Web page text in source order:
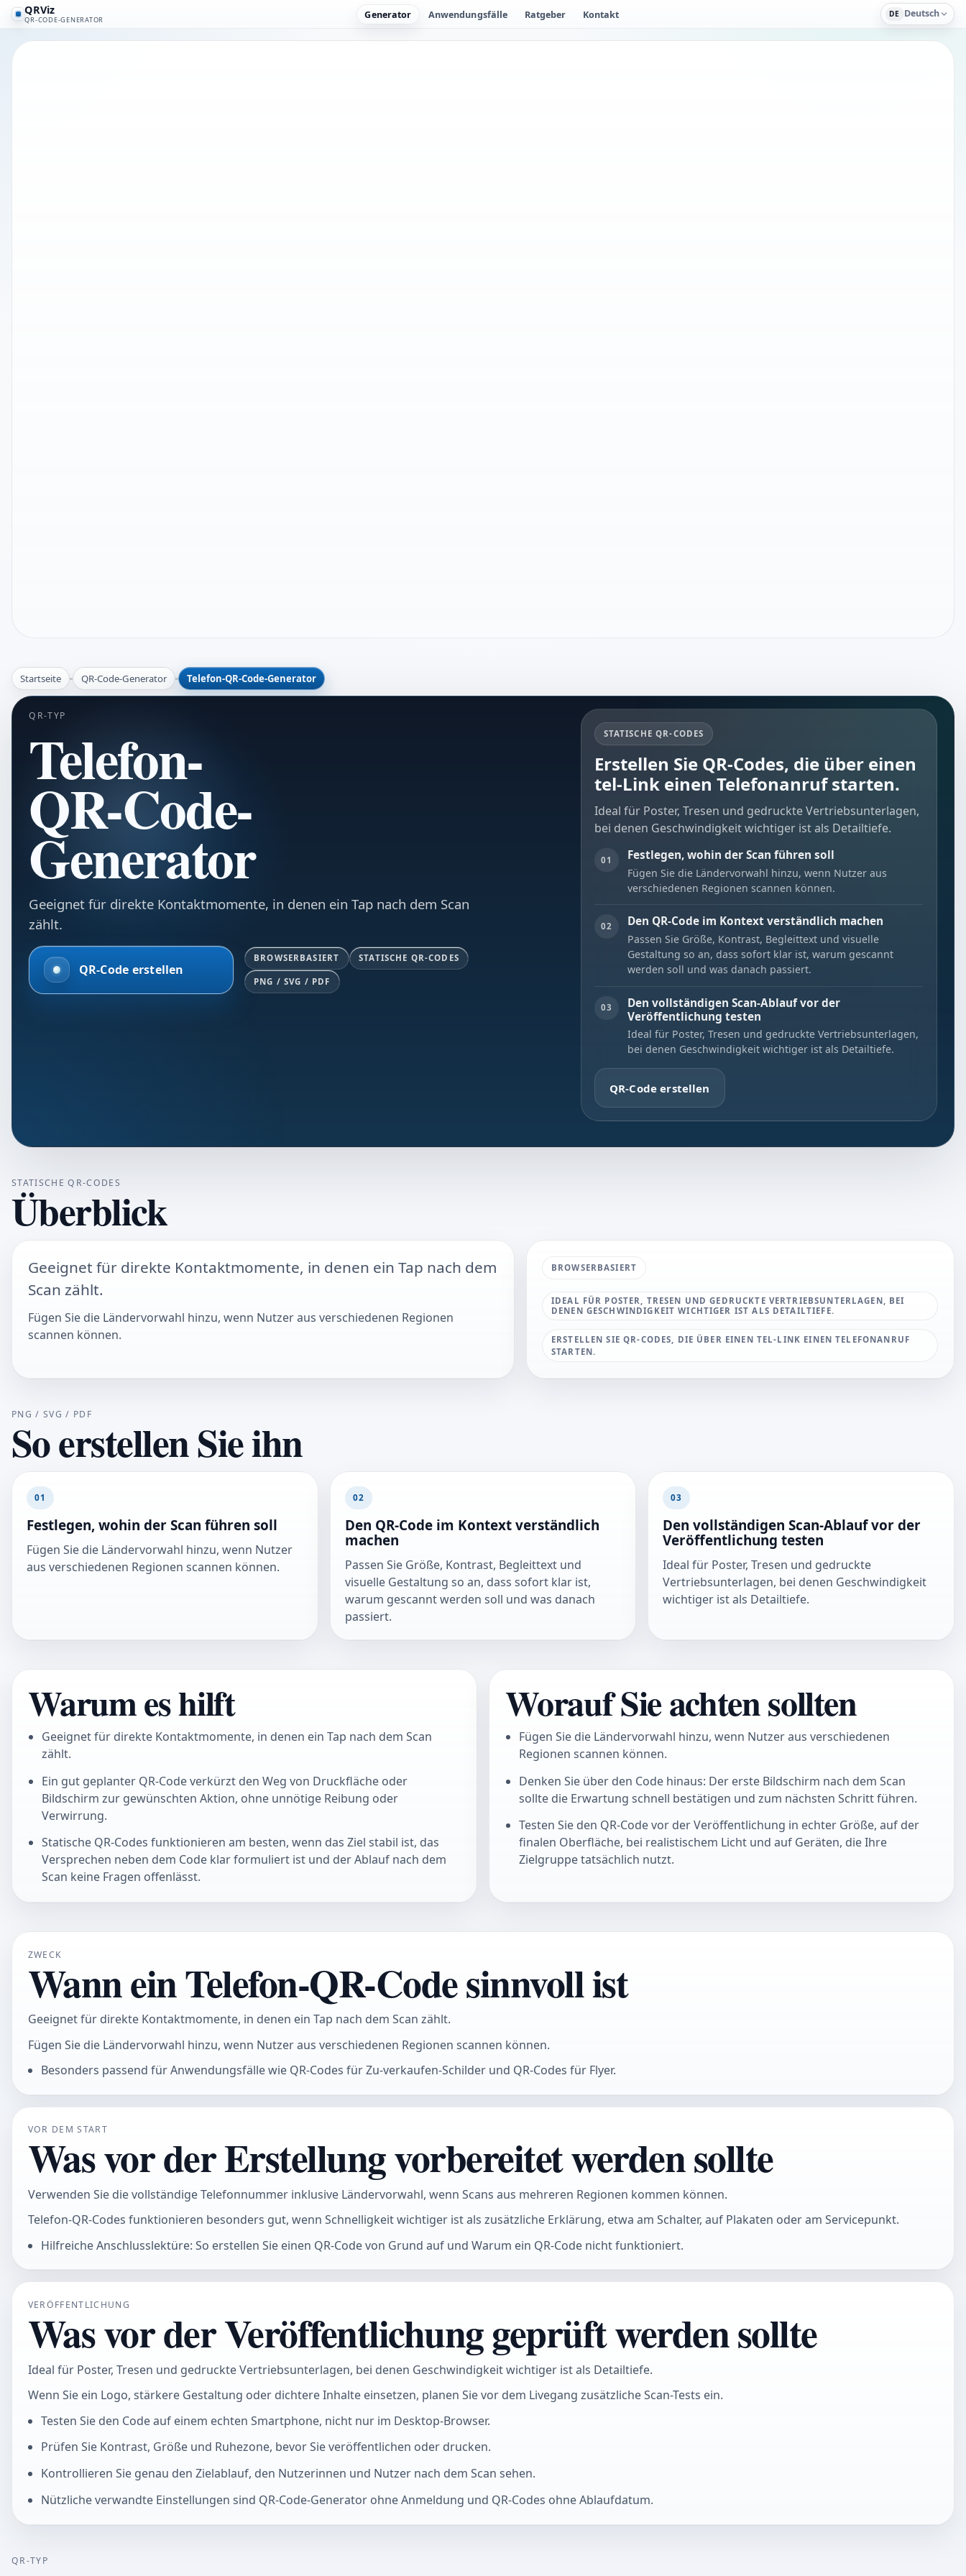
QRViz
QR-CODE-GENERATOR Generator Anwendungsfälle Ratgeber Kontakt DE Deutsch
Startseite QR-Code-Generator Telefon-QR-Code-Generator
QR-TYP
Telefon-
QR-Code-
Generator
Geeignet für direkte Kontaktmomente, in denen ein Tap nach dem Scan
zählt.
QR-Code erstellen
BROWSERBASIERT STATISCHE QR-CODES
PNG / SVG / PDF
STATISCHE QR-CODES
Erstellen Sie QR-Codes, die über einen
tel-Link einen Telefonanruf starten.
Ideal für Poster, Tresen und gedruckte Vertriebsunterlagen,
bei denen Geschwindigkeit wichtiger ist als Detailtiefe.
01 Festlegen, wohin der Scan führen soll
Fügen Sie die Ländervorwahl hinzu, wenn Nutzer aus
verschiedenen Regionen scannen können.
02 Den QR-Code im Kontext verständlich machen
Passen Sie Größe, Kontrast, Begleittext und visuelle
Gestaltung so an, dass sofort klar ist, warum gescannt
werden soll und was danach passiert.
03
Den vollständigen Scan-Ablauf vor der
Veröffentlichung testen
Ideal für Poster, Tresen und gedruckte Vertriebsunterlagen,
bei denen Geschwindigkeit wichtiger ist als Detailtiefe.
QR-Code erstellen
STATISCHE QR-CODES
Überblick
Geeignet für direkte Kontaktmomente, in denen ein Tap nach dem
Scan zählt.
Fügen Sie die Ländervorwahl hinzu, wenn Nutzer aus verschiedenen Regionen
scannen können.
BROWSERBASIERT
IDEAL FÜR POSTER, TRESEN UND GEDRUCKTE VERTRIEBSUNTERLAGEN, BEI
DENEN GESCHWINDIGKEIT WICHTIGER IST ALS DETAILTIEFE.
ERSTELLEN SIE QR-CODES, DIE ÜBER EINEN TEL-LINK EINEN TELEFONANRUF
STARTEN.
PNG / SVG / PDF
So erstellen Sie ihn
01
Festlegen, wohin der Scan führen soll
Fügen Sie die Ländervorwahl hinzu, wenn Nutzer
aus verschiedenen Regionen scannen können.
02
Den QR-Code im Kontext verständlich
machen
Passen Sie Größe, Kontrast, Begleittext und
visuelle Gestaltung so an, dass sofort klar ist,
warum gescannt werden soll und was danach
passiert.
03
Den vollständigen Scan-Ablauf vor der
Veröffentlichung testen
Ideal für Poster, Tresen und gedruckte
Vertriebsunterlagen, bei denen Geschwindigkeit
wichtiger ist als Detailtiefe.
Warum es hilft
Geeignet für direkte Kontaktmomente, in denen ein Tap nach dem Scan
zählt.
Ein gut geplanter QR-Code verkürzt den Weg von Druckfläche oder
Bildschirm zur gewünschten Aktion, ohne unnötige Reibung oder
Verwirrung.
Statische QR-Codes funktionieren am besten, wenn das Ziel stabil ist, das
Versprechen neben dem Code klar formuliert ist und der Ablauf nach dem
Scan keine Fragen offenlässt.
Worauf Sie achten sollten
Fügen Sie die Ländervorwahl hinzu, wenn Nutzer aus verschiedenen
Regionen scannen können.
Denken Sie über den Code hinaus: Der erste Bildschirm nach dem Scan
sollte die Erwartung schnell bestätigen und zum nächsten Schritt führen.
Testen Sie den QR-Code vor der Veröffentlichung in echter Größe, auf der
finalen Oberfläche, bei realistischem Licht und auf Geräten, die Ihre
Zielgruppe tatsächlich nutzt.
ZWECK
Wann ein Telefon-QR-Code sinnvoll ist
Geeignet für direkte Kontaktmomente, in denen ein Tap nach dem Scan zählt.
Fügen Sie die Ländervorwahl hinzu, wenn Nutzer aus verschiedenen Regionen scannen können.
Besonders passend für Anwendungsfälle wie QR-Codes für Zu-verkaufen-Schilder und QR-Codes für Flyer.
VOR DEM START
Was vor der Erstellung vorbereitet werden sollte
Verwenden Sie die vollständige Telefonnummer inklusive Ländervorwahl, wenn Scans aus mehreren Regionen kommen können.
Telefon-QR-Codes funktionieren besonders gut, wenn Schnelligkeit wichtiger ist als zusätzliche Erklärung, etwa am Schalter, auf Plakaten oder am Servicepunkt.
Hilfreiche Anschlusslektüre: So erstellen Sie einen QR-Code von Grund auf und Warum ein QR-Code nicht funktioniert.
VERÖFFENTLICHUNG
Was vor der Veröffentlichung geprüft werden sollte
Ideal für Poster, Tresen und gedruckte Vertriebsunterlagen, bei denen Geschwindigkeit wichtiger ist als Detailtiefe.
Wenn Sie ein Logo, stärkere Gestaltung oder dichtere Inhalte einsetzen, planen Sie vor dem Livegang zusätzliche Scan-Tests ein.
Testen Sie den Code auf einem echten Smartphone, nicht nur im Desktop-Browser.
Prüfen Sie Kontrast, Größe und Ruhezone, bevor Sie veröffentlichen oder drucken.
Kontrollieren Sie genau den Zielablauf, den Nutzerinnen und Nutzer nach dem Scan sehen.
Nützliche verwandte Einstellungen sind QR-Code-Generator ohne Anmeldung und QR-Codes ohne Ablaufdatum.
QR-TYP